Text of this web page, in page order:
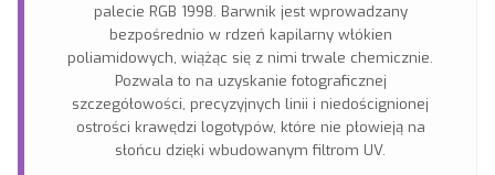
palecie RGB 1998. Barwnik jest wprowadzany
bezpośrednio w rdzeń kapilarny włókien
poliamidowych, wiążąc się z nimi trwale chemicznie.
Pozwala to na uzyskanie fotograficznej
szczegółowości, precyzyjnych linii i niedoścignionej
ostrości krawędzi logotypów, które nie płowieją na
słońcu dzięki wbudowanym filtrom UV.